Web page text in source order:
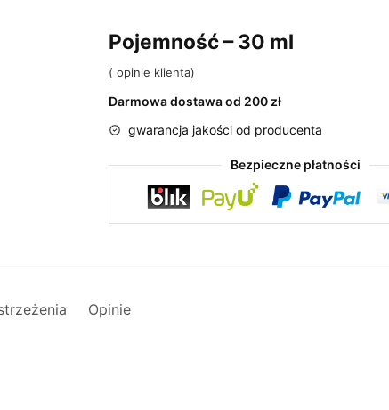
Pojemność – 30 ml
( opinie klienta)
Darmowa dostawa od 200 zł
gwarancja jakości od producenta
Bezpieczne płatności
Opinie